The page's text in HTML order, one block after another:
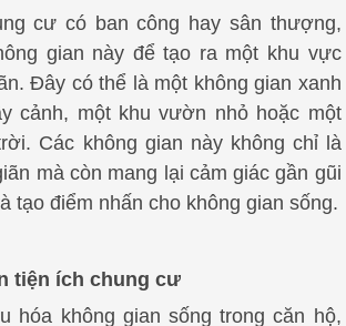
cư có ban công hay sân thượng,
gian này để tạo ra một khu vực
Đây có thể là một không gian xanh
cảnh, một khu vườn nhỏ hoặc một
Các không gian này không chỉ là
mà còn mang lại cảm giác gần gũi
tạo điểm nhấn cho không gian sống.
tiện ích chung cư
hóa không gian sống trong căn hộ,